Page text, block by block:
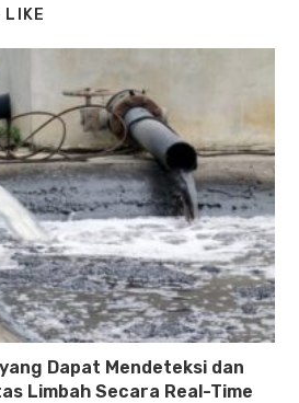
LIKE
Dapat Mendeteksi dan
Limbah Secara Real-Time